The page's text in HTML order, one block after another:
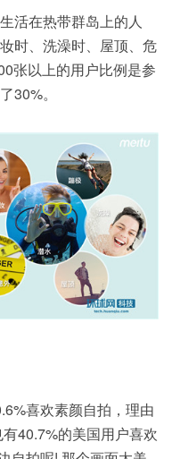
活在热带群岛上的人
时、洗澡时、屋顶、危
张以上的用户比例是参
30%。
喜欢素颜自拍，理由
40.7%的美国用户喜欢